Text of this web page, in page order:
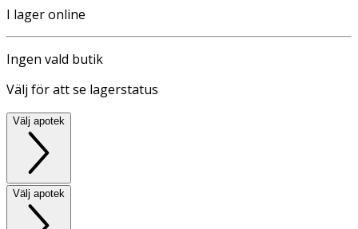
I lager online
Ingen vald butik
Välj för att se lagerstatus
Välj apotek
Välj apotek